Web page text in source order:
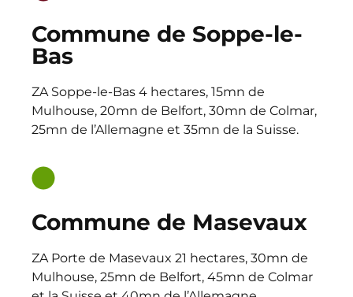
Commune de Soppe-le-
Bas
ZA Soppe-le-Bas 4 hectares, 15mn de
Mulhouse, 20mn de Belfort, 30mn de Colmar,
25mn de l’Allemagne et 35mn de la Suisse.
Commune de Masevaux
ZA Porte de Masevaux 21 hectares, 30mn de
Mulhouse, 25mn de Belfort, 45mn de Colmar